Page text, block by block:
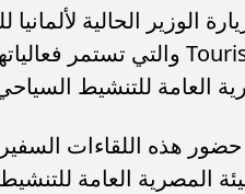
العامة للتنشيط
هذه اللقاءات
المصرية العامة
وروسيا
جديداً